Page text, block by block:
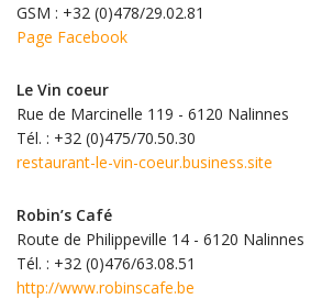
GSM : +32 (0)478/29.02.81
Page Facebook
Le Vin coeur
Rue de Marcinelle 119 - 6120 Nalinnes
Tél. : +32 (0)475/70.50.30
restaurant-le-vin-coeur.business.site
Robin’s Café
Route de Philippeville 14 - 6120 Nalinnes
Tél. : +32 (0)476/63.08.51
http://www.robinscafe.be